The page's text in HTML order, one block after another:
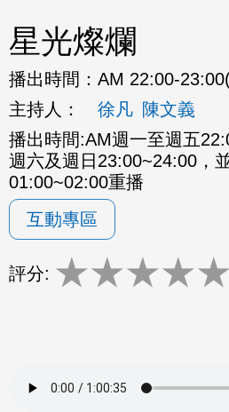
星光燦爛
播出時間： AM 22:00-
主持人：
徐凡 陳文義
播出時間:AM週一至週五
週六及週日23:00~24:00，
01:00~02:00重播
互動專區
評分: ★★★★★